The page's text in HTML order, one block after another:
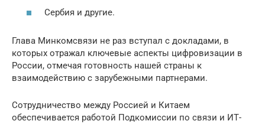
Сербия и другие.
Глава Минкомсвязи не раз вступал с докладами, в
которых отражал ключевые аспекты цифровизации в
России, отмечая готовность нашей страны к
взаимодействию с зарубежными партнерами.
Сотрудничество между Россией и Китаем
обеспечивается работой Подкомиссии по связи и ИТ-